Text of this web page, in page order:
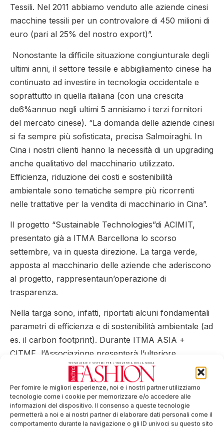
Per fornire le migliori esperienze, noi e i nostri partner utilizziamo
tecnologie come i cookie per memorizzare e/o accedere alle
informazioni del dispositivo. Il consenso a queste tecnologie
permetterà a noi e ai nostri partner di elaborare dati personali come il
comportamento durante la navigazione o gli ID univoci su questo sito
Tessili. Nel 2011 abbiamo venduto alle aziende cinesi
macchine tessili per un controvalore di 450 milioni di
euro (pari al 25% del nostro export)”.
Nonostante la difficile situazione congiunturale degli
ultimi anni, il settore tessile e abbigliamento cinese ha
continuato ad investire in tecnologia occidentale e
soprattutto in quella italiana (con una crescita
de6%annuo negli ultimi 5 annisiamo i terzi fornitori
del mercato cinese). “La domanda delle aziende cinesi
si fa sempre più sofisticata, precisa Salmoiraghi. In
Cina i nostri clienti hanno la necessità di un upgrading
anche qualitativo del macchinario utilizzato.
Efficienza, riduzione dei costi e sostenibilità
ambientale sono tematiche sempre più ricorrenti
nelle trattative per la vendita di macchinario in Cina”.
Il progetto “Sustainable Technologies”di ACIMIT,
presentato già a ITMA Barcellona lo scorso
settembre, va in questa direzione. La targa verde,
apposta al macchinario delle aziende che aderiscono
al progetto, rappresentaun’operazione di
trasparenza.
Nella targa sono, infatti, riportati alcuni fondamentali
parametri di efficienza e di sostenibilità ambientale (ad
es. il carbon footprint). Durante ITMA ASIA +
CITME, l’Associazione presenterà l’ulteriore
avanzamento del progetto, vale a dire la
certificazione della targa verde.
“In un momento in cui il tema della sostenibilità viene
spesso usato per soli fini di marketing ACIMIT, con la